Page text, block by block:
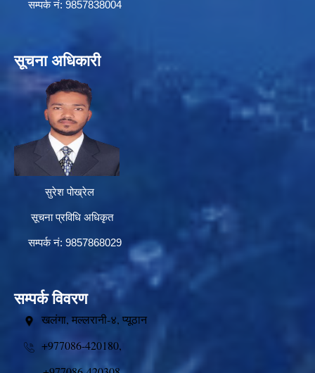
सम्पर्क न‌ं: 9857838004
सूचना अधिकारी
सुरेश पोख्रेल
सूचना प्रविधि अधिकृत
सम्पर्क नं: 9857868029
सम्पर्क विवरण
खलंगा, मल्लरानी-४, प्यूठान
+977086-420180,